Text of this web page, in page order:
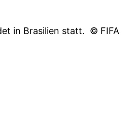
in Brasilien statt. © FIFA